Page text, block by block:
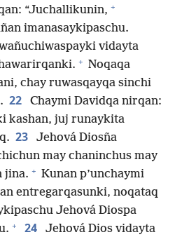
“Juchallikunin, +
imanasaykipaschu.
vidayta
+ Noqaqa
chay ruwasqayqa sinchi
22
Chaymi Davidqa nirqan:
kashan, juj runaykita
23
Jehová Diosña
may chaninchus may
jina. + Kunan p’unchaymi
entregarqasunki, noqataq
Jehová Diospa
+ 24
Jehová Dios vidayta